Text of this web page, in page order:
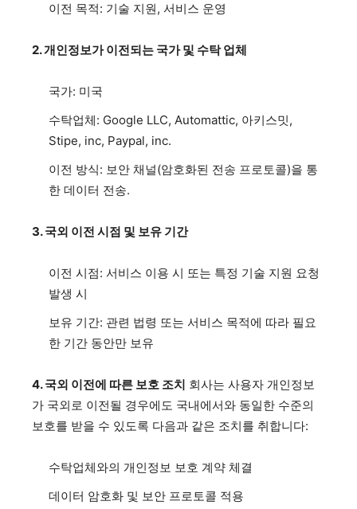
이전 목적: 기술 지원, 서비스 운영
2. 개인정보가 이전되는 국가 및 수탁 업체
국가: 미국
수탁업체: Google LLC, Automattic, 아키스밋,
Stipe, inc, Paypal, inc.
이전 방식: 보안 채널(암호화된 전송 프로토콜)을 통
한 데이터 전송.
3. 국외 이전 시점 및 보유 기간
이전 시점: 서비스 이용 시 또는 특정 기술 지원 요청
발생 시
보유 기간: 관련 법령 또는 서비스 목적에 따라 필요
한 기간 동안만 보유
4. 국외 이전에 따른 보호 조치 회사는 사용자 개인정보
가 국외로 이전될 경우에도 국내에서와 동일한 수준의
보호를 받을 수 있도록 다음과 같은 조치를 취합니다:
수탁업체와의 개인정보 보호 계약 체결
데이터 암호화 및 보안 프로토콜 적용